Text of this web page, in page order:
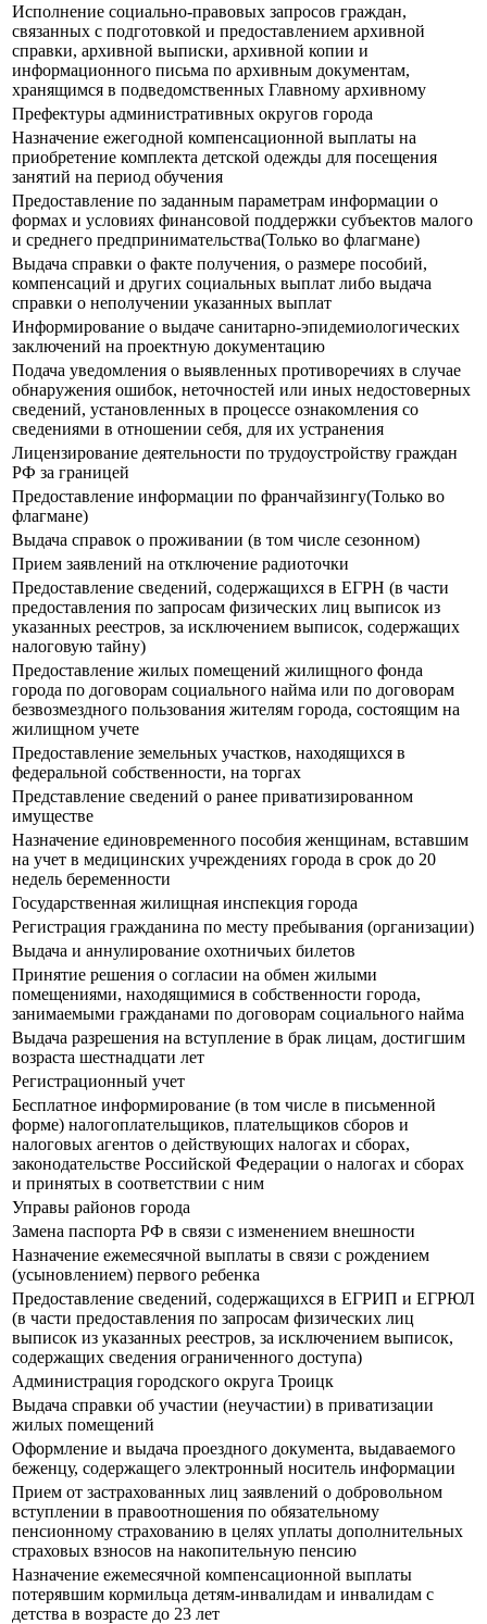
Исполнение социально-правовых запросов граждан,
связанных с подготовкой и предоставлением архивной
справки, архивной выписки, архивной копии и
информационного письма по архивным документам,
хранящимся в подведомственных Главному архивному
Префектуры административных округов города
Назначение ежегодной компенсационной выплаты на
приобретение комплекта детской одежды для посещения
занятий на период обучения
Предоставление по заданным параметрам информации о
формах и условиях финансовой поддержки субъектов малого
и среднего предпринимательства(Только во флагмане)
Выдача справки о факте получения, о размере пособий,
компенсаций и других социальных выплат либо выдача
справки о неполучении указанных выплат
Информирование о выдаче санитарно-эпидемиологических
заключений на проектную документацию
Подача уведомления о выявленных противоречиях в случае
обнаружения ошибок, неточностей или иных недостоверных
сведений, установленных в процессе ознакомления со
сведениями в отношении себя, для их устранения
Лицензирование деятельности по трудоустройству граждан
РФ за границей
Предоставление информации по франчайзингу(Только во
флагмане)
Выдача справок о проживании (в том числе сезонном)
Прием заявлений на отключение радиоточки
Предоставление сведений, содержащихся в ЕГРН (в части
предоставления по запросам физических лиц выписок из
указанных реестров, за исключением выписок, содержащих
налоговую тайну)
Предоставление жилых помещений жилищного фонда
города по договорам социального найма или по договорам
безвозмездного пользования жителям города, состоящим на
жилищном учете
Предоставление земельных участков, находящихся в
федеральной собственности, на торгах
Представление сведений о ранее приватизированном
имуществе
Назначение единовременного пособия женщинам, вставшим
на учет в медицинских учреждениях города в срок до 20
недель беременности
Государственная жилищная инспекция города
Регистрация гражданина по месту пребывания (организации)
Выдача и аннулирование охотничьих билетов
Принятие решения о согласии на обмен жилыми
помещениями, находящимися в собственности города,
занимаемыми гражданами по договорам социального найма
Выдача разрешения на вступление в брак лицам, достигшим
возраста шестнадцати лет
Регистрационный учет
Бесплатное информирование (в том числе в письменной
форме) налогоплательщиков, плательщиков сборов и
налоговых агентов о действующих налогах и сборах,
законодательстве Российской Федерации о налогах и сборах
и принятых в соответствии с ним
Управы районов города
Замена паспорта РФ в связи с изменением внешности
Назначение ежемесячной выплаты в связи с рождением
(усыновлением) первого ребенка
Предоставление сведений, содержащихся в ЕГРИП и ЕГРЮЛ
(в части предоставления по запросам физических лиц
выписок из указанных реестров, за исключением выписок,
содержащих сведения ограниченного доступа)
Администрация городского округа Троицк
Выдача справки об участии (неучастии) в приватизации
жилых помещений
Оформление и выдача проездного документа, выдаваемого
беженцу, содержащего электронный носитель информации
Прием от застрахованных лиц заявлений о добровольном
вступлении в правоотношения по обязательному
пенсионному страхованию в целях уплаты дополнительных
страховых взносов на накопительную пенсию
Назначение ежемесячной компенсационной выплаты
потерявшим кормильца детям-инвалидам и инвалидам с
детства в возрасте до 23 лет